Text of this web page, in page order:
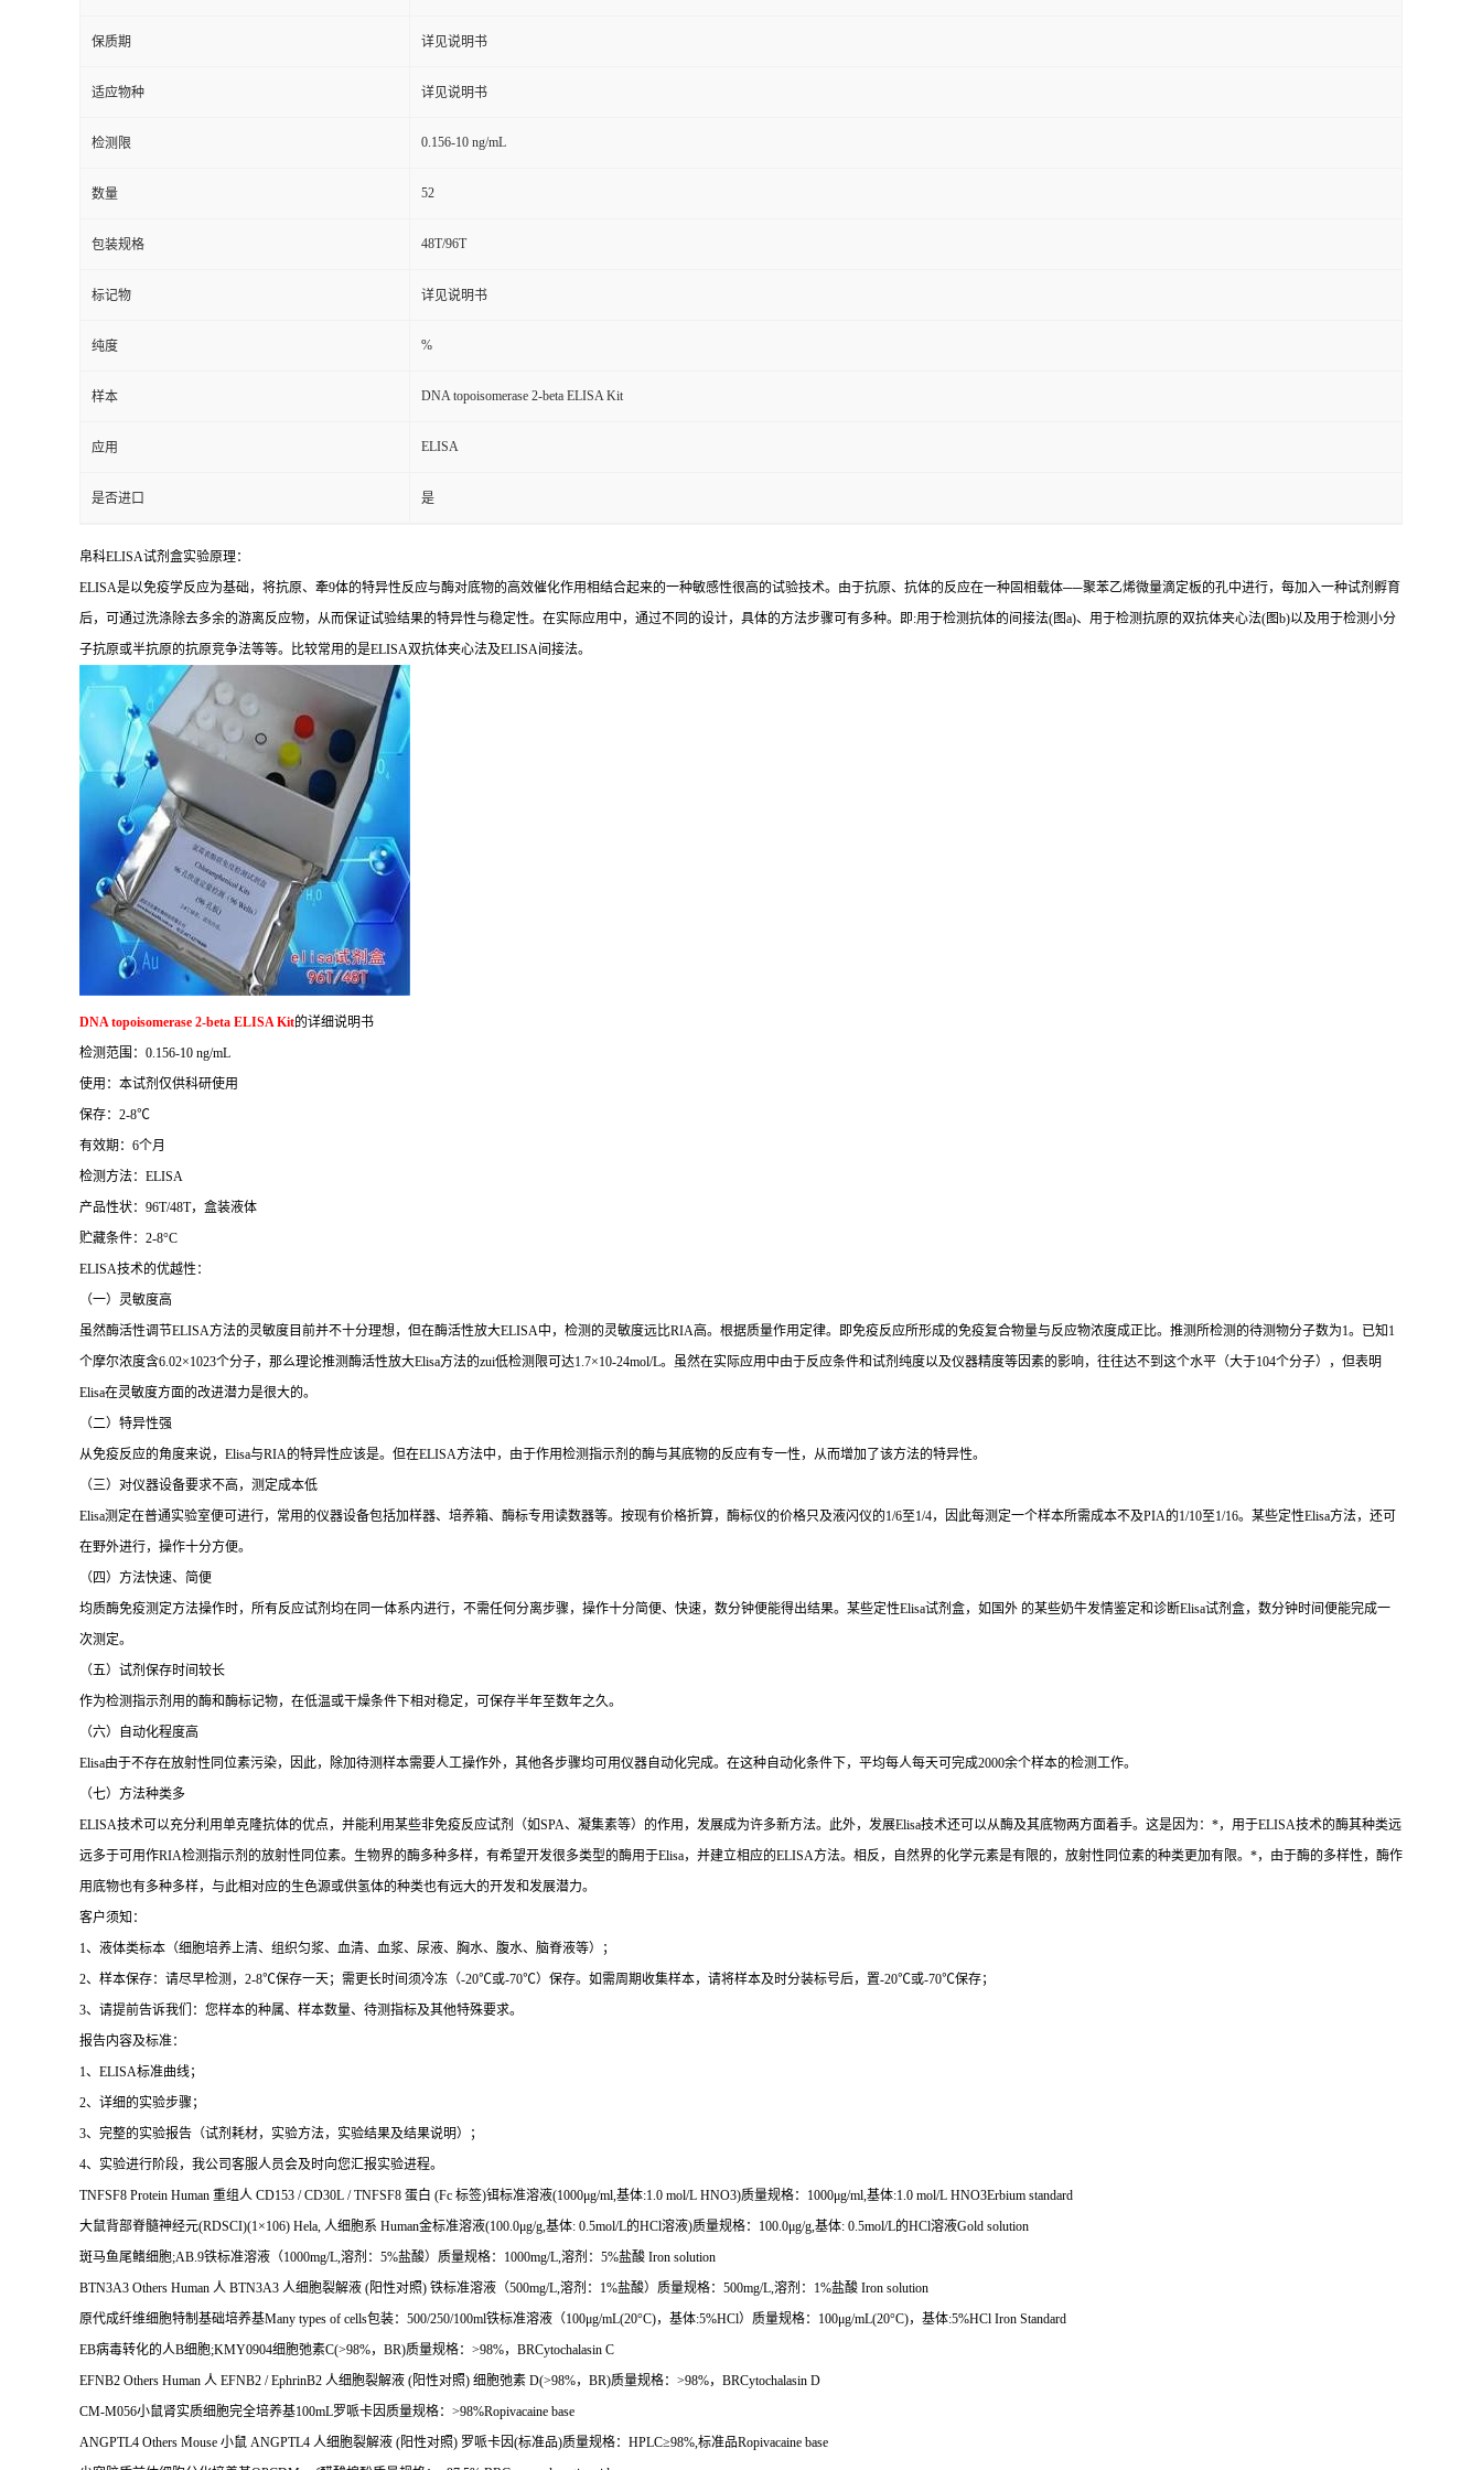
保质期 详见说明书
适应物种 详见说明书
检测限 0.156-10 ng/mL
数量 52
包装规格 48T/96T
标记物 详见说明书
纯度 %
样本 DNA topoisomerase 2-beta ELISA Kit
应用 ELISA
是否进口 是
帛科ELISA试剂盒实验原理：
ELISA是以免疫学反应为基础，将抗原、牽9体的特异性反应与酶对底物的高效催化作用相结合起来的一种敏感性很高的试验技术。由于抗原、抗体的反应在一种固相载体──聚苯乙烯微量滴定板的孔中进行，每加入一种试剂孵育
后，可通过洗涤除去多余的游离反应物，从而保证试验结果的特异性与稳定性。在实际应用中，通过不同的设计，具体的方法步骤可有多种。即:用于检测抗体的间接法(图a)、用于检测抗原的双抗体夹心法(图b)以及用于检测小分
子抗原或半抗原的抗原竞争法等等。比较常用的是ELISA双抗体夹心法及ELISA间接法。
DNA topoisomerase 2-beta ELISA Kit的详细说明书
检测范围： 0.156-10 ng/mL
使用：本试剂仅供科研使用
保存： 2-8℃
有效期： 6个月
检测方法： ELISA
产品性状： 96T/48T，盒装液体
贮藏条件： 2-8°C
ELISA技术的优越性：
（一）灵敏度高
虽然酶活性调节ELISA方法的灵敏度目前并不十分理想，但在酶活性放大ELISA中，检测的灵敏度远比RIA高。根据质量作用定律。即免疫反应所形成的免疫复合物量与反应物浓度成正比。推测所检测的待测物分子数为1。已知1
个摩尔浓度含6.02×1023个分子，那么理论推测酶活性放大Elisa方法的zui低检测限可达1.7×10-24mol/L。虽然在实际应用中由于反应条件和试剂纯度以及仪器精度等因素的影响，往往达不到这个水平（大于104个分子），但表明
Elisa在灵敏度方面的改进潜力是很大的。
（二）特异性强
从免疫反应的角度来说， Elisa与RIA的特异性应该是。但在ELISA方法中，由于作用检测指示剂的酶与其底物的反应有专一性，从而增加了该方法的特异性。
（三）对仪器设备要求不高，测定成本低
Elisa测定在普通实验室便可进行，常用的仪器设备包括加样器、培养箱、酶标专用读数器等。按现有价格折算，酶标仪的价格只及液闪仪的1/6至1/4，因此每测定一个样本所需成本不及PIA的1/10至1/16。某些定性Elisa方法，还可
在野外进行，操作十分方便。
（四）方法快速、简便
均质酶免疫测定方法操作时，所有反应试剂均在同一体系内进行，不需任何分离步骤，操作十分简便、快速，数分钟便能得出结果。某些定性Elisa试剂盒，如国外 的某些奶牛发情鉴定和诊断Elisa试剂盒，数分钟时间便能完成一
次测定。
（五）试剂保存时间较长
作为检测指示剂用的酶和酶标记物，在低温或干燥条件下相对稳定，可保存半年至数年之久。
（六）自动化程度高
Elisa由于不存在放射性同位素污染，因此，除加待测样本需要人工操作外，其他各步骤均可用仪器自动化完成。在这种自动化条件下，平均每人每天可完成2000余个样本的检测工作。
（七）方法种类多
ELISA技术可以充分利用单克隆抗体的优点，并能利用某些非免疫反应试剂（如SPA、凝集素等）的作用，发展成为许多新方法。此外，发展Elisa技术还可以从酶及其底物两方面着手。这是因为： *，用于ELISA技术的酶其种类远
远多于可用作RIA检测指示剂的放射性同位素。生物界的酶多种多样，有希望开发很多类型的酶用于Elisa，并建立相应的ELISA方法。相反，自然界的化学元素是有限的，放射性同位素的种类更加有限。 *，由于酶的多样性，酶作
用底物也有多种多样，与此相对应的生色源或供氢体的种类也有远大的开发和发展潜力。
客户须知：
1、液体类标本（细胞培养上清、组织匀浆、血清、血浆、尿液、胸水、腹水、脑脊液等）；
2、样本保存：请尽早检测， 2-8℃保存一天；需更长时间须冷冻（-20℃或-70℃）保存。如需周期收集样本，请将样本及时分装标号后，置-20℃或-70℃保存；
3、请提前告诉我们：您样本的种属、样本数量、待测指标及其他特殊要求。
报告内容及标准：
1、 ELISA标准曲线；
2、详细的实验步骤；
3、完整的实验报告（试剂耗材，实验方法，实验结果及结果说明）；
4、实验进行阶段，我公司客服人员会及时向您汇报实验进程。
TNFSF8 Protein Human 重组人 CD153 / CD30L / TNFSF8 蛋白 (Fc 标签)铒标准溶液(1000μg/ml, 基体:1.0 mol/L HNO3)质量规格： 1000μg/ml, 基体:1.0 mol/L HNO3Erbium standard
大鼠背部脊髓神经元(RDSCI)(1 ×106) Hela, 人细胞系 Human金标准溶液(100.0μg/g, 基体: 0.5mol/L的HCl溶液)质量规格： 100.0μg/g, 基体: 0.5mol/L的HCl溶液Gold solution
斑马鱼尾鳍细胞;AB.9铁标准溶液（1000mg/L, 溶剂： 5%盐酸）质量规格： 1000mg/L, 溶剂： 5%盐酸 Iron solution
BTN3A3 Others Human 人 BTN3A3 人细胞裂解液 (阳性对照) 铁标准溶液（500mg/L, 溶剂： 1%盐酸）质量规格： 500mg/L, 溶剂： 1%盐酸 Iron solution
原代成纤维细胞特制基础培养基Many types of cells包装： 500/250/100ml铁标准溶液（100μg/mL(20°C)，基体:5%HCl）质量规格： 100μg/mL(20°C)，基体:5%HCl Iron Standard
EB病毒转化的人B细胞;KMY0904细胞弛素C(>98%， BR)质量规格： >98%， BRCytochalasin C
EFNB2 Others Human 人 EFNB2 / EphrinB2 人细胞裂解液 (阳性对照) 细胞弛素 D(>98%， BR)质量规格： >98%， BRCytochalasin D
CM-M056小鼠肾实质细胞完全培养基100mL罗哌卡因质量规格： >98%Ropivacaine base
ANGPTL4 Others Mouse 小鼠 ANGPTL4 人细胞裂解液 (阳性对照) 罗哌卡因(标准品)质量规格： HPLC≥98%, 标准品Ropivacaine base